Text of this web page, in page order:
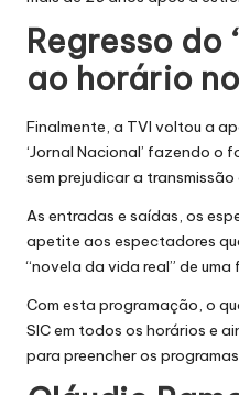
Regresso do
ao horário
Finalmente, a TVI voltou a
‘Jornal Nacional’ fazendo o
sem prejudicar a
As entradas e saídas, os
apetite aos espectadores
“novela da vida real” de
Com esta programação, o
SIC em todos os horários e
para preencher os